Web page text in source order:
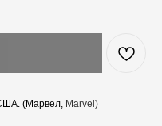
(Марвел, Marvel)